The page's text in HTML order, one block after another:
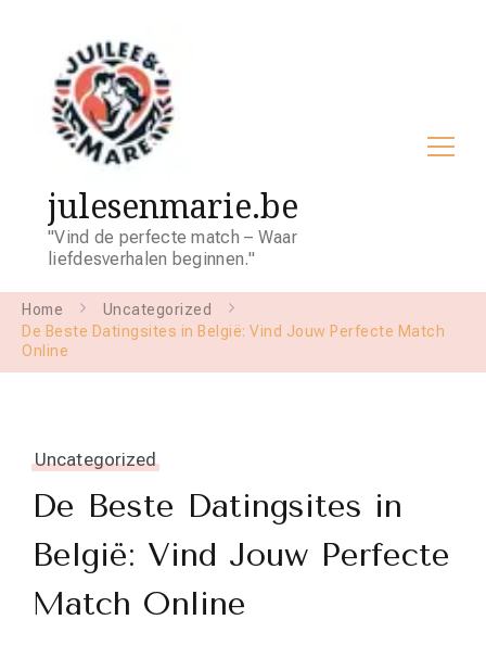
julesenmarie.be
"Vind de perfecte match – Waar
liefdesverhalen beginnen."
Home
Uncategorized
De Beste Datingsites in België: Vind Jouw Perfecte Match
Online
Uncategorized
De Beste Datingsites in
België: Vind Jouw Perfecte
Match Online